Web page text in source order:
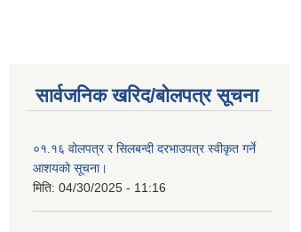
सार्वजनिक खरिद/बोलपत्र सूचना
०१.१६ वोलपत्र र सिलबन्दी दरभाउपत्र स्वीकृत गर्ने
आशयको सूचना।
मिति: 04/30/2025 - 11:16